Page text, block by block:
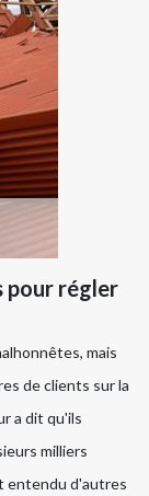
pour régler
mais
de clients sur la
a dit qu'ils
milliers
entendu d'autres